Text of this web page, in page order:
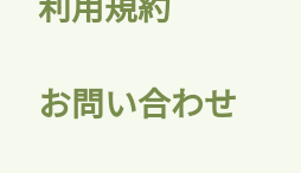
お問い合わせ